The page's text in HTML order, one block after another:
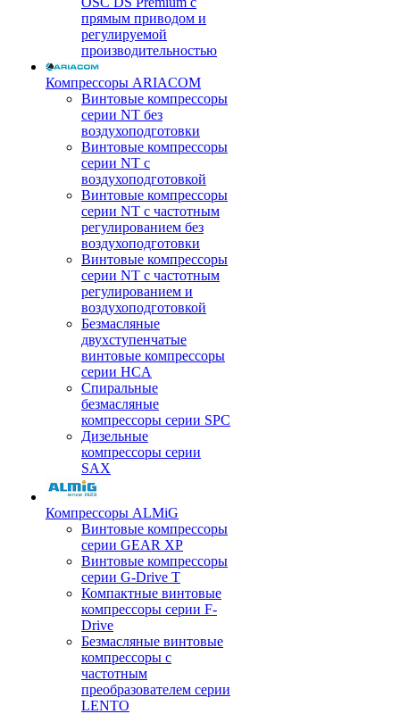
прямым приводом и
регулируемой
производительностью
Компрессоры ARIACOM
Винтовые компрессоры
серии NT без
воздухоподготовки
Винтовые компрессоры
серии NT c
воздухоподготовкой
Винтовые компрессоры
серии NT с частотным
регулированием без
воздухоподготовки
Винтовые компрессоры
серии NT с частотным
регулированием и
воздухоподготовкой
Безмасляные
двухступенчатые
винтовые компрессоры
серии HCA
Спиральные
безмасляные
компрессоры серии SPC
Дизельные
компрессоры серии
SAX
Компрессоры ALMiG
Винтовые компрессоры
серии GEAR XP
Винтовые компрессоры
серии G-Drive T
Компактные винтовые
компрессоры серии F-
Drive
Безмасляные винтовые
компрессоры с
частотным
преобразователем серии
LENTO